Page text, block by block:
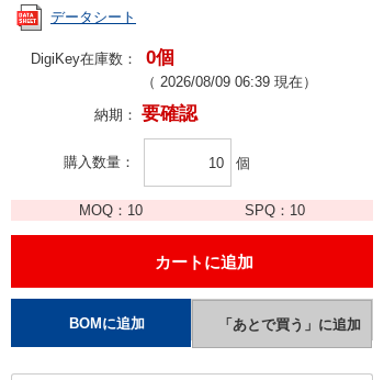
データシート
DigiKey在庫数： 0個
（ 2026/08/09 06:39 現在）
納期： 要確認
購入数量 個
MOQ： 10 SPQ： 10